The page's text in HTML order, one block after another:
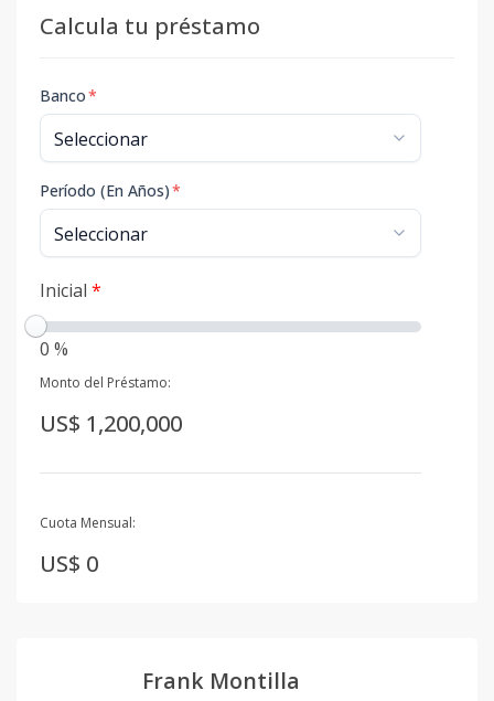
Calcula tu préstamo
Banco*
Período (En Años)*
Inicial *
0 %
Monto del Préstamo:
US$ 1,200,000
Cuota Mensual:
US$ 0
Frank Montilla